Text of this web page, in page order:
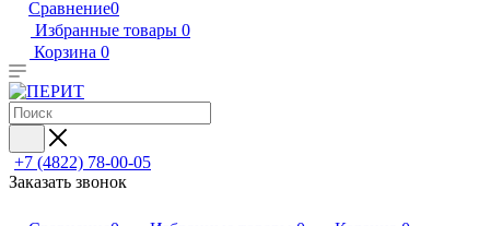
Сравнение0
Избранные товары 0
Корзина 0
+7 (4822) 78-00-05
Заказать звонок